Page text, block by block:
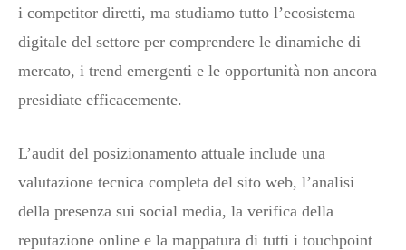
i competitor diretti, ma studiamo tutto l’ecosistema
digitale del settore per comprendere le dinamiche di
mercato, i trend emergenti e le opportunità non ancora
presidiate efficacemente.
L’audit del posizionamento attuale include una
valutazione tecnica completa del sito web, l’analisi
della presenza sui social media, la verifica della
reputazione online e la mappatura di tutti i touchpoint